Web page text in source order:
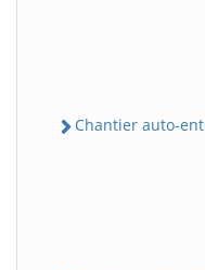
Chantier auto-